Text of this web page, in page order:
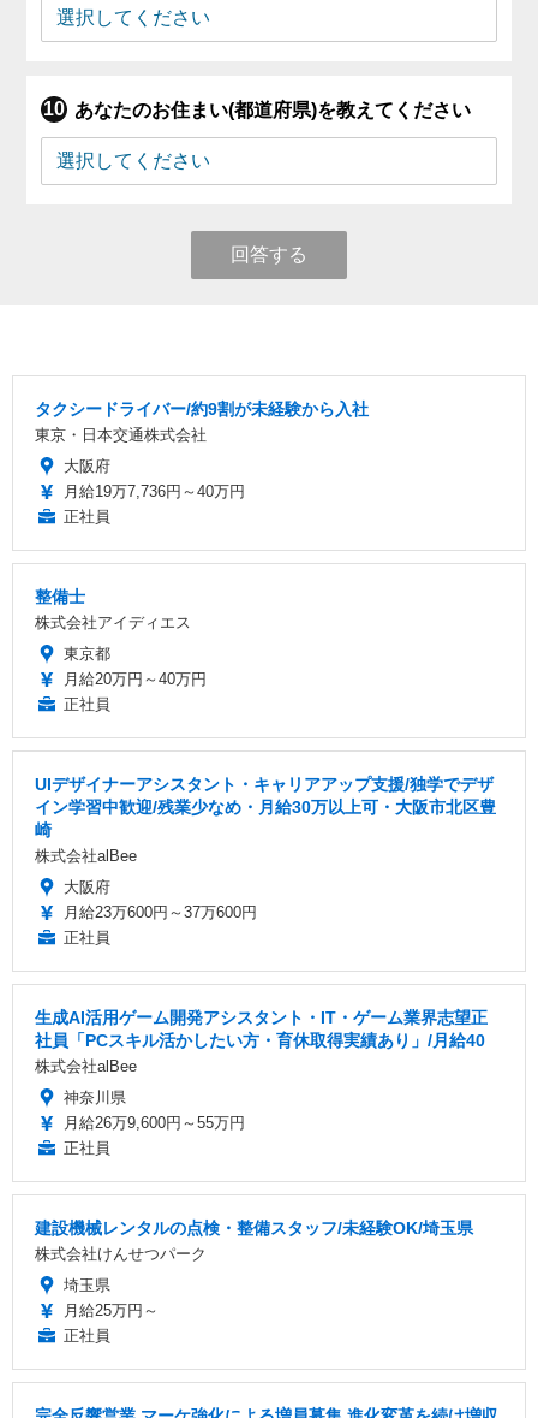
あなたのお住まい(都道府県)を教えてください
回答する
タクシードライバー/約9割が未経験から入社
東京・日本交通株式会社
大阪府
月給19万7,736円～40万円
正社員
整備士
株式会社アイディエス
東京都
月給20万円～40万円
正社員
UIデザイナーアシスタント・キャリアアップ支援/独学でデザ
イン学習中歓迎/残業少なめ・月給30万以上可・大阪市北区豊
崎
株式会社alBee
大阪府
月給23万600円～37万600円
正社員
生成AI活用ゲーム開発アシスタント・IT・ゲーム業界志望正
社員「PCスキル活かしたい方・育休取得実績あり」/月給40
株式会社alBee
神奈川県
月給26万9,600円～55万円
正社員
建設機械レンタルの点検・整備スタッフ/未経験OK/埼玉県
株式会社けんせつパーク
埼玉県
月給25万円～
正社員